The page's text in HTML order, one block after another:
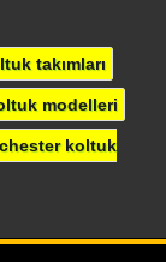
takımları
modelleri
koltuk